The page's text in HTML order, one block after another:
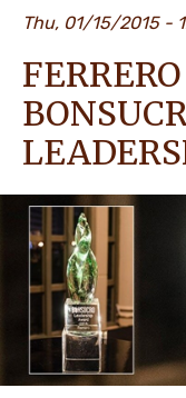
БІЗДІҢ
МАНСАП
Thu, 01/15/2015 -